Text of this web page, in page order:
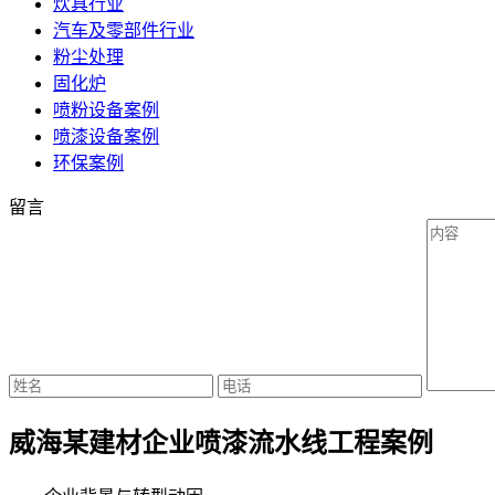
汽车及零部件行业
粉尘处理
固化炉
喷粉设备案例
喷漆设备案例
环保案例
留言
威海某建材企业喷漆流水线工程案例